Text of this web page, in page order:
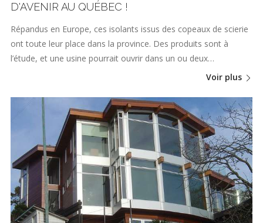
D'AVENIR AU QUÉBEC !
Répandus en Europe, ces isolants issus des copeaux de scierie
ont toute leur place dans la province. Des produits sont à
l’étude, et une usine pourrait ouvrir dans un ou deux…
Voir plus